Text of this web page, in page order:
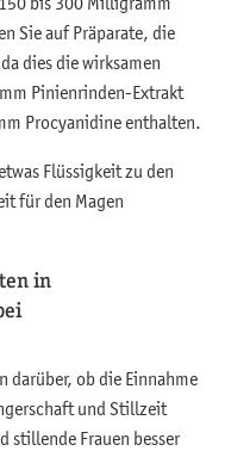
Sie auf Präparate, die
dies die wirksamen
Pinienrinden-Extrakt
Procyanidine enthalten.
Flüssigkeit zu den
für den Magen
in
darüber, ob die Einnahme
und Stillzeit
stillende Frauen besser